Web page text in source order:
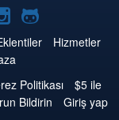
Instagram'da
Joomla
GitHub'da
Joomla
Hizmetler
Politikası
$5 ile
Bildirin
Giriş yap